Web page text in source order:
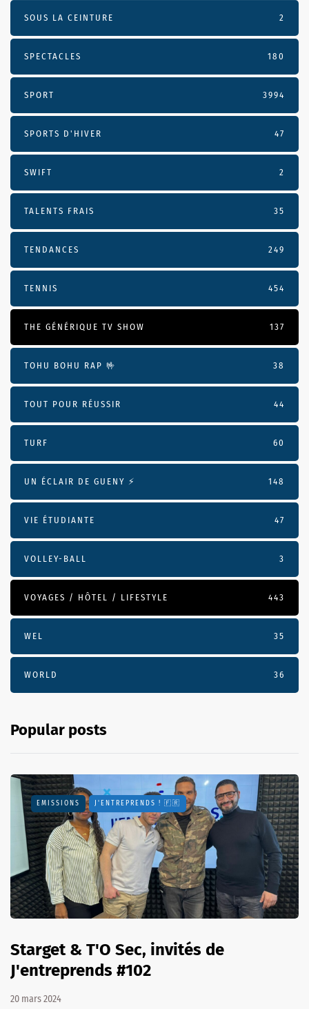
SOUS LA CEINTURE 2
SPECTACLES 180
SPORT 3994
SPORTS D'HIVER 47
SWIFT 2
TALENTS FRAIS 35
TENDANCES 249
TENNIS 454
THE GÉNÉRIQUE TV SHOW 137
TOHU BOHU RAP 🤟 38
TOUT POUR RÉUSSIR 44
TURF 60
UN ÉCLAIR DE GUENY ⚡️ 148
VIE ÉTUDIANTE 47
VOLLEY-BALL 3
VOYAGES / HÔTEL / LIFESTYLE 443
WEL 35
WORLD 36
Popular posts
EMISSIONS J'ENTREPRENDS ! 🇫🇷
Starget & T'O Sec, invités de
J'entreprends #102
20 mars 2024